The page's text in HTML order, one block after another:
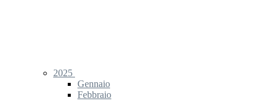
2025
Gennaio
Febbraio